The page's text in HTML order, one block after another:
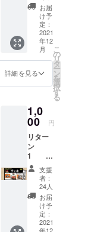
やっても
す。屋台村
の手伝い
も！
ルアド
レスの
み）と
にかく
このプ
ロジェ
クトを
応援し
たい！
という
プロ
ジェク
ト終了
後に、
お礼の
メール
を送ら
せてい
ただき
ます。
こちら
には
ユー
お届
け予
定：
2021
年12
月
詳細を見る
こ
の
リ
タ
ー
ン
を
選
択
す
る
1,0
00 円
リター
ン
1
感謝
の気持
ちを込
めて 支
援者さ
まへお
礼の
支援
者：
24人
お届
け予
定：
2021
年12